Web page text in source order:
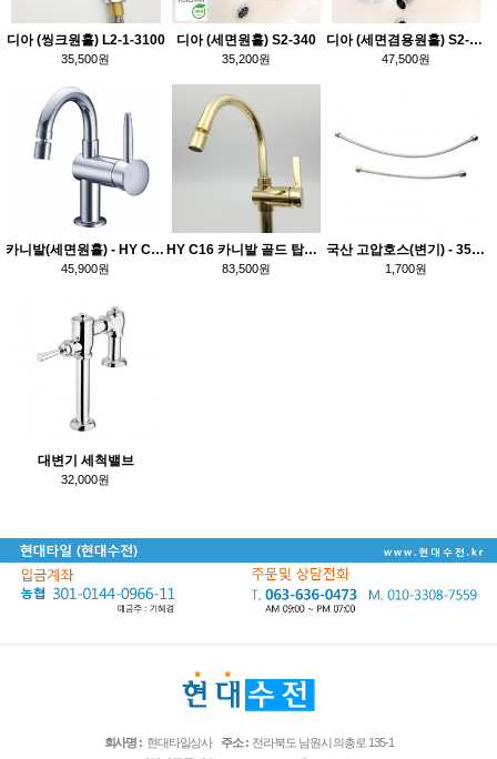
디아 (씽크원홀) L2-1-3100
35,500원
디아 (세면원홀) S2-340
35,200원
디아 (세면겸용원홀) S2-360
47,500원
카니발(세면원홀) - HY C13
45,900원
HY C16 카니발 골드 탑볼(볼세면대용)
83,500원
국산 고압호스(변기) - 35cm, 60cm
1,700원
대변기 세척밸브
32,000원
회사명 : 현대타일상사 주소 : 전라북도 남원시 의총로 135-1